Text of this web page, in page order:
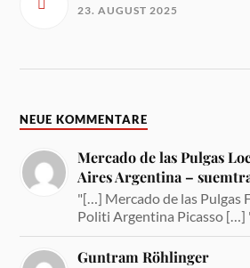
23. AUGUST 2025
NEUE KOMMENTARE
Mercado de las Pulgas
Aires Argentina –
"[…] Mercado de las Pulgas
Politi Argentina Picasso […]
Guntram Röhlinger